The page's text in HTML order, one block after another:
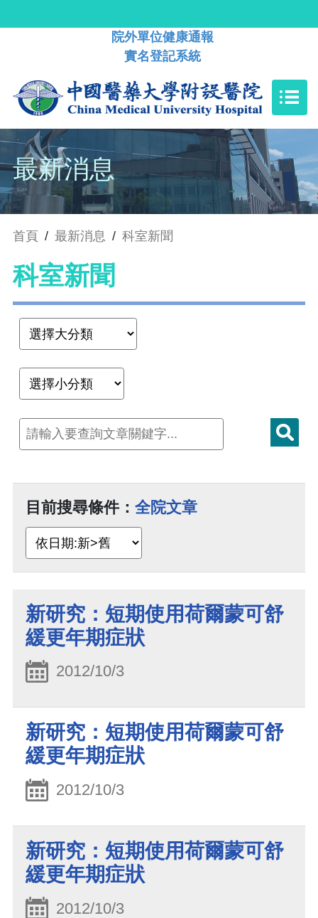
院外單位健康通報
實名登記系統
最新消息
首頁 / 最新消息 / 科室新聞
科室新聞
目前搜尋條件： 全院文章
新研究：短期使用荷爾蒙可舒
緩更年期症狀
2012/10/3
新研究：短期使用荷爾蒙可舒
緩更年期症狀
2012/10/3
新研究：短期使用荷爾蒙可舒
緩更年期症狀
2012/10/3